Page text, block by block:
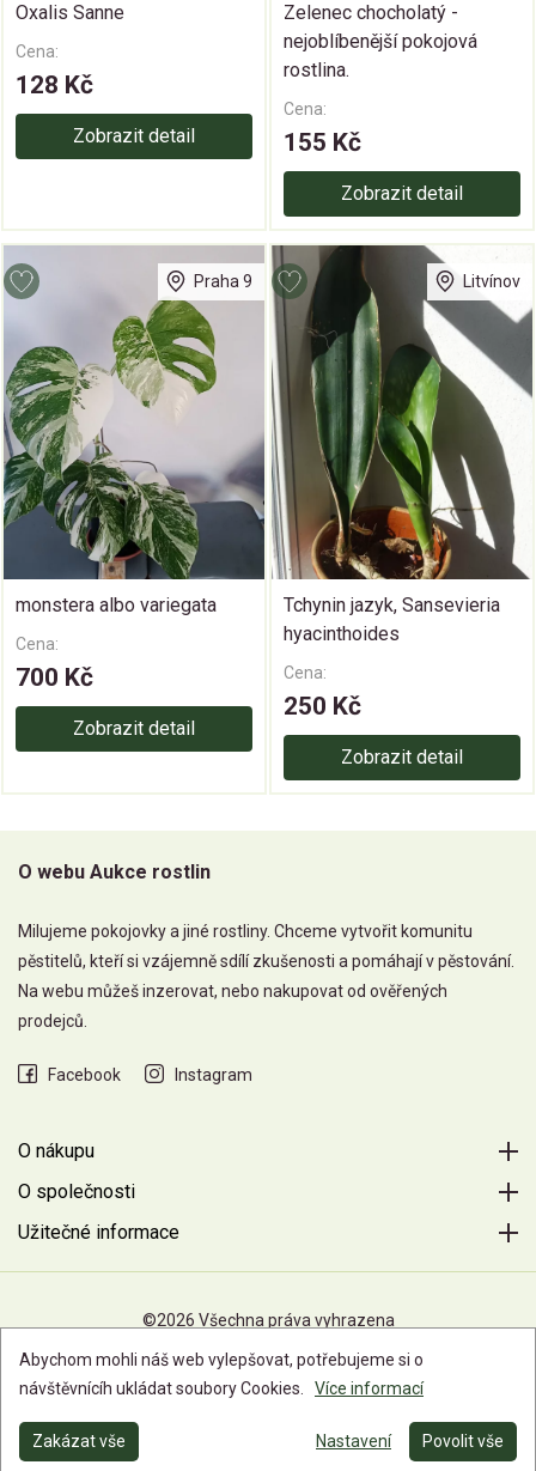
Oxalis Sanne
Cena:
128 Kč
Zobrazit detail
Zelenec chocholatý -
nejoblíbenější pokojová
rostlina.
Cena:
155 Kč
Zobrazit detail
Praha 9
monstera albo variegata
Cena:
700 Kč
Zobrazit detail
Litvínov
Tchynin jazyk, Sansevieria
hyacinthoides
Cena:
250 Kč
Zobrazit detail
O webu Aukce rostlin
Milujeme pokojovky a jiné rostliny. Chceme vytvořit komunitu
pěstitelů, kteří si vzájemně sdílí zkušenosti a pomáhají v pěstování.
Na webu můžeš inzerovat, nebo nakupovat od ověřených
prodejců.
Facebook Instagram
O nákupu
O společnosti
Užitečné informace
©2026 Všechna práva vyhrazena
Abychom mohli náš web vylepšovat, potřebujeme si o
návštěvnícíh ukládat soubory Cookies.
Více informací
Zakázat vše Nastavení Povolit vše